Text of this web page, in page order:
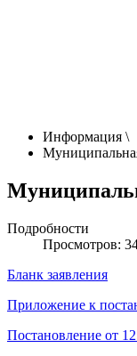
Информация \
Подробности
Просмотров:
Бланк заявления
Приложение к
Постановление от